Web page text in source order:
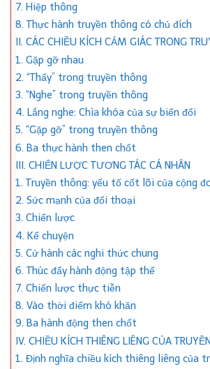
7. Hiệp thông
8. Thực hành truyền thông có chủ đích
II. CÁC CHIỀU KÍCH CẢM GIÁC TRONG
1. Gặp gỡ nhau
2. “Thấy” trong truyền thông
3. “Nghe” trong truyền thông
4. Lắng nghe: Chìa khóa của sự biến đổi
5. “Gặp gỡ” trong truyền thông
6. Ba thực hành then chốt
III. CHIẾN LƯỢC TƯƠNG TÁC CÁ NHÂN
1. Truyền thông: yếu tố cốt lõi của cộng
2. Sức mạnh của đối thoại
3. Chiến lược
4. Kể chuyện
5. Cử hành các nghi thức chung
6. Thúc đẩy hành động tập thể
7. Chiến lược thực tiễn
8. Vào thời điểm khó khăn
9. Ba hành động then chốt
IV. CHIỀU KÍCH THIÊNG LIÊNG CỦA
1. Định nghĩa chiều kích thiêng liêng của